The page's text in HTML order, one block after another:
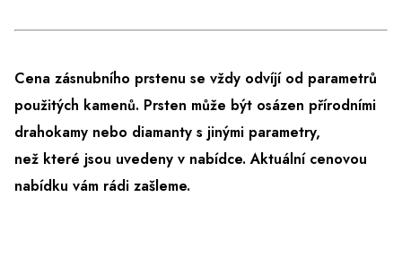
Cena zásnubního prstenu se vždy odvíjí od parametrů
použitých kamenů. Prsten může být osázen přírodními
drahokamy nebo diamanty s jinými parametry,
než které jsou uvedeny v nabídce.Aktuální cenovou
nabídku vám rádi zašleme.